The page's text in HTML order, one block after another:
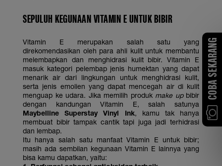
SEPULUHKEGUNAAN VITAMIN EUNTUK BIBIR
Vitamin E merupakan salah satu yang
direkomendasikan oleh para ahli kulit untuk membantu
melembapkan dan menghidrasi kulit bibir. Vitamin E
masuk kategori pelembap jenis humektan yang dapat
menarik air dari lingkungan untuk menghidrasi kulit,
serta jenis emolien yang dapat mencegah air di kulit
menguap ke udara. Jika memilih produk make upbibir
dengan kandungan Vitamin E, salah satunya
Maybelline Superstay Vinyl Ink, kamu tak hanya
membuat bibir tampak cantik tapi juga jadi terhidrasi
dan lembap.
Itu hanya salah satu manfaat Vitamin E untuk bibir;
masih ada sembilan kegunaan Vitamin E lainnya yang
bisa kamu dapatkan, yaitu:
COBA SEKARANG